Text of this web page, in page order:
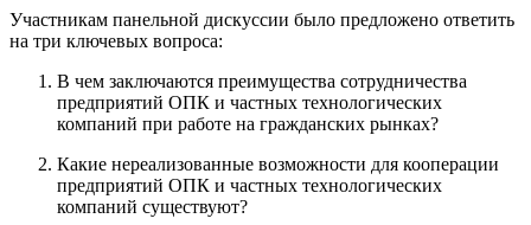
Участникам панельной дискуссии было предложено ответить
на три ключевых вопроса:
В чем заключаются преимущества сотрудничества
предприятий ОПК и частных технологических
компаний при работе на гражданских рынках?
Какие нереализованные возможности для кооперации
предприятий ОПК и частных технологических
компаний существуют?